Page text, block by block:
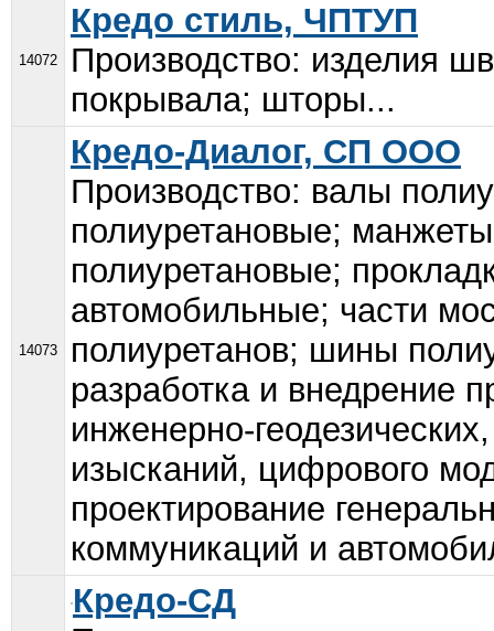
14072
Кредо стиль, ЧПТУП
Производство: изделия
покрывала; шторы...
14073
Кредо-Диалог, СП ООО
Производство: валы
полиуретановые;
полиуретановые;
автомобильные; части
полиуретанов; шины
разработка и внедрение
инженерно-
изысканий, цифрового
проектирование
коммуникаций и
Кредо-СД